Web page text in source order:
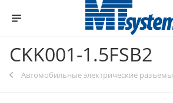
CKK001-1.5FSB2
Автомобильные электрические разъемы